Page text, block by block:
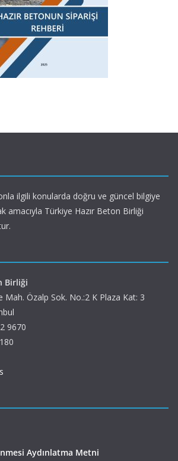
ilgili konularda doğru ve güncel bilgiye
amacıyla Türkiye Hazır Beton Birliği
Birliği
Mah. Özalp Sok. No.:2 K Plaza Kat: 3
9670
Aydınlatma Metni